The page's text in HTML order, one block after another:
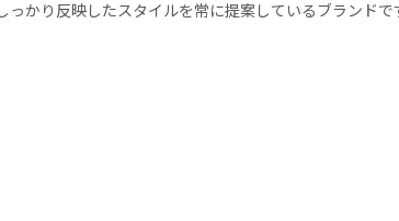
っかり反映したスタイルを常に提案しているブランドで